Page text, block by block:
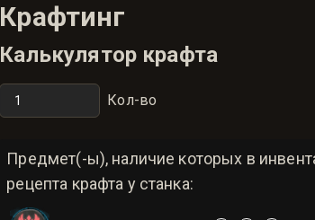
Крафтинг
Калькулятор крафта
Кол-во
Предмет(-ы), наличие которых в
рецепта крафта у станка: